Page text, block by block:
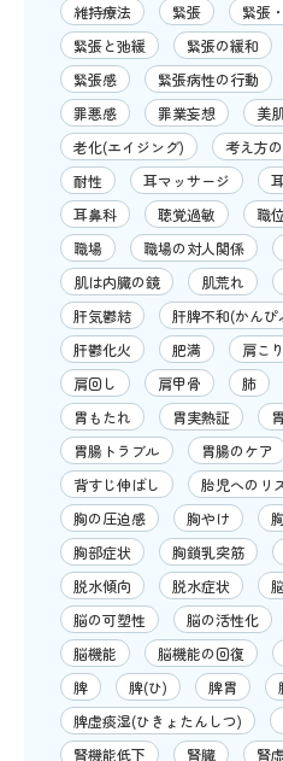
維持療法
緊張 緊張
緊張と弛緩
緊張の緩和
緊張感
緊張病性の行動
罪悪感
罪業妄想 美
老化(エイジング)
考え方
耐性
耳マッサージ
耳鼻科
聴覚過敏 職位
職場
職場の対人関係
肌は内臓の鏡
肌荒れ
肝気鬱結
肝脾不和(かんぴ
肝鬱化火
肥満 肩こり
肩回し
肩甲骨 肺
胃もたれ
胃実熱証
胃腸トラブル
胃腸のケア
背すじ伸ばし
胎児へのリ
胸の圧迫感
胸やけ
胸部症状
胸鎖乳突筋
脱水傾向
脱水症状
脳の可塑性
脳の活性化
脳機能
脳機能の回復
脾
脾(ひ) 脾胃
脾虚痰湿(ひきょたんしつ)
腎機能低下
腎臓 腎虚